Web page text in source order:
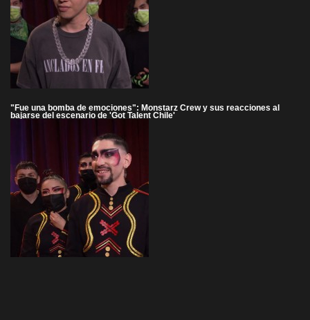
"Fue una bomba de emociones": Monstarz Crew y sus reacciones al
bajarse del escenario de 'Got Talent Chile'